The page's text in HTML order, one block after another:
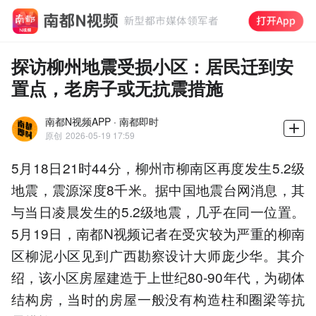
探访柳州地震受损小区：居民迁到安
置点，老房子或无抗震措施
南都N视频APP · 南都即时
原创 2026-05-19 17:59
5月18日21时44分，柳州市柳南区再度发生5.2级
地震，震源深度8千米。据中国地震台网消息，其
与当日凌晨发生的5.2级地震，几乎在同一位置。
5月19日，南都N视频记者在受灾较为严重的柳南
区柳泥小区见到广西勘察设计大师庞少华。其介
绍，该小区房屋建造于上世纪80-90年代，为砌体
结构房，当时的房屋一般没有构造柱和圈梁等抗